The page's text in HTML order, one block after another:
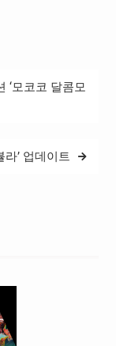
‘모코코 달콤모
’ 업데이트